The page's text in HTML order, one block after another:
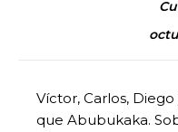
Víctor, Carlos,
que Abubukaka.